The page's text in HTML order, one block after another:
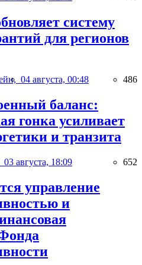
систему
для регионов
04 августа, 00:48 486
баланс:
гонка усиливает
и транзита
03 августа, 18:09 652
управление
и